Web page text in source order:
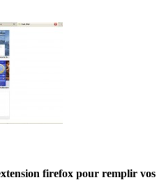
firefox pour remplir vos